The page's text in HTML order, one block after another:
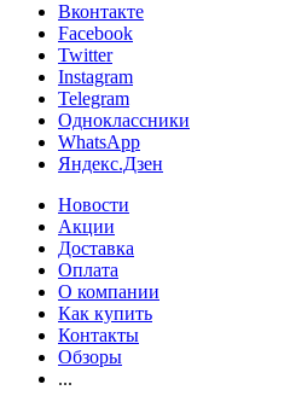
Вконтакте
Facebook
Twitter
Instagram
Telegram
Одноклассники
WhatsApp
Яндекс.Дзен
Новости
Акции
Доставка
Оплата
О компании
Как купить
Контакты
Обзоры
...